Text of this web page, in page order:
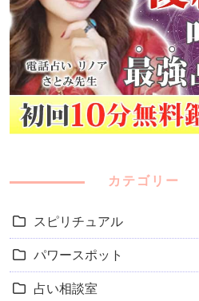
カテゴリー
スピリチュアル
パワースポット
占い相談室